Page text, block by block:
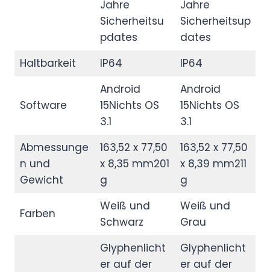
Jahre
Sicherheitsu
pdates
Jahre
Sicherheitsup
dates
Haltbarkeit
IP64 IP64
Software
Android
15Nichts OS
3.1
Android
15Nichts OS
3.1
Abmessunge
n und
Gewicht
163,52 x 77,50
x 8,35 mm201
g
163,52 x 77,50
x 8,39 mm211
g
Farben
Weiß und
Schwarz
Weiß und
Grau
Glyphenlicht
er auf der
Glyphenlicht
er auf der